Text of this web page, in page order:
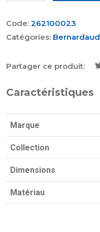
Code: 262100023
Catégories: Bernardaud
Partager ce produit:
Caractéristiques
Marque
Collection
Dimensions
Matériau